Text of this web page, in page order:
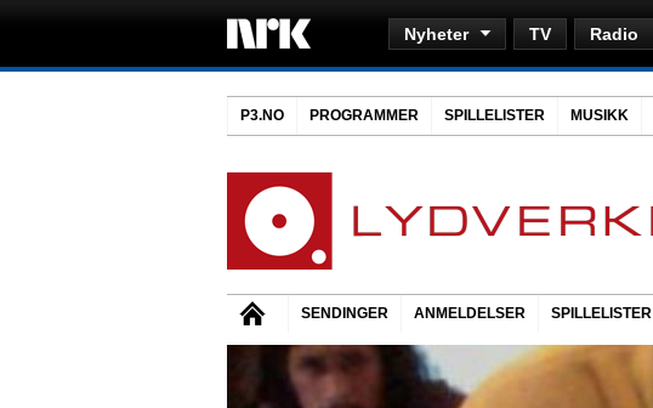
Nyheter TV Radio
P3.NO PROGRAMMER SPILLELISTER MUSIKK
SENDINGER ANMELDELSER SPILLELISTER